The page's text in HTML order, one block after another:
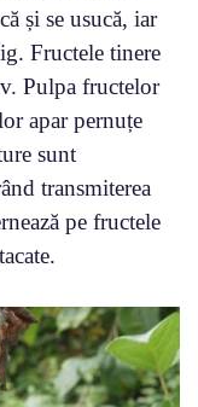
și se usucă, iar
Fructele tinere
Pulpa fructelor
apar pernuțe
sunt
transmiterea
pe fructele